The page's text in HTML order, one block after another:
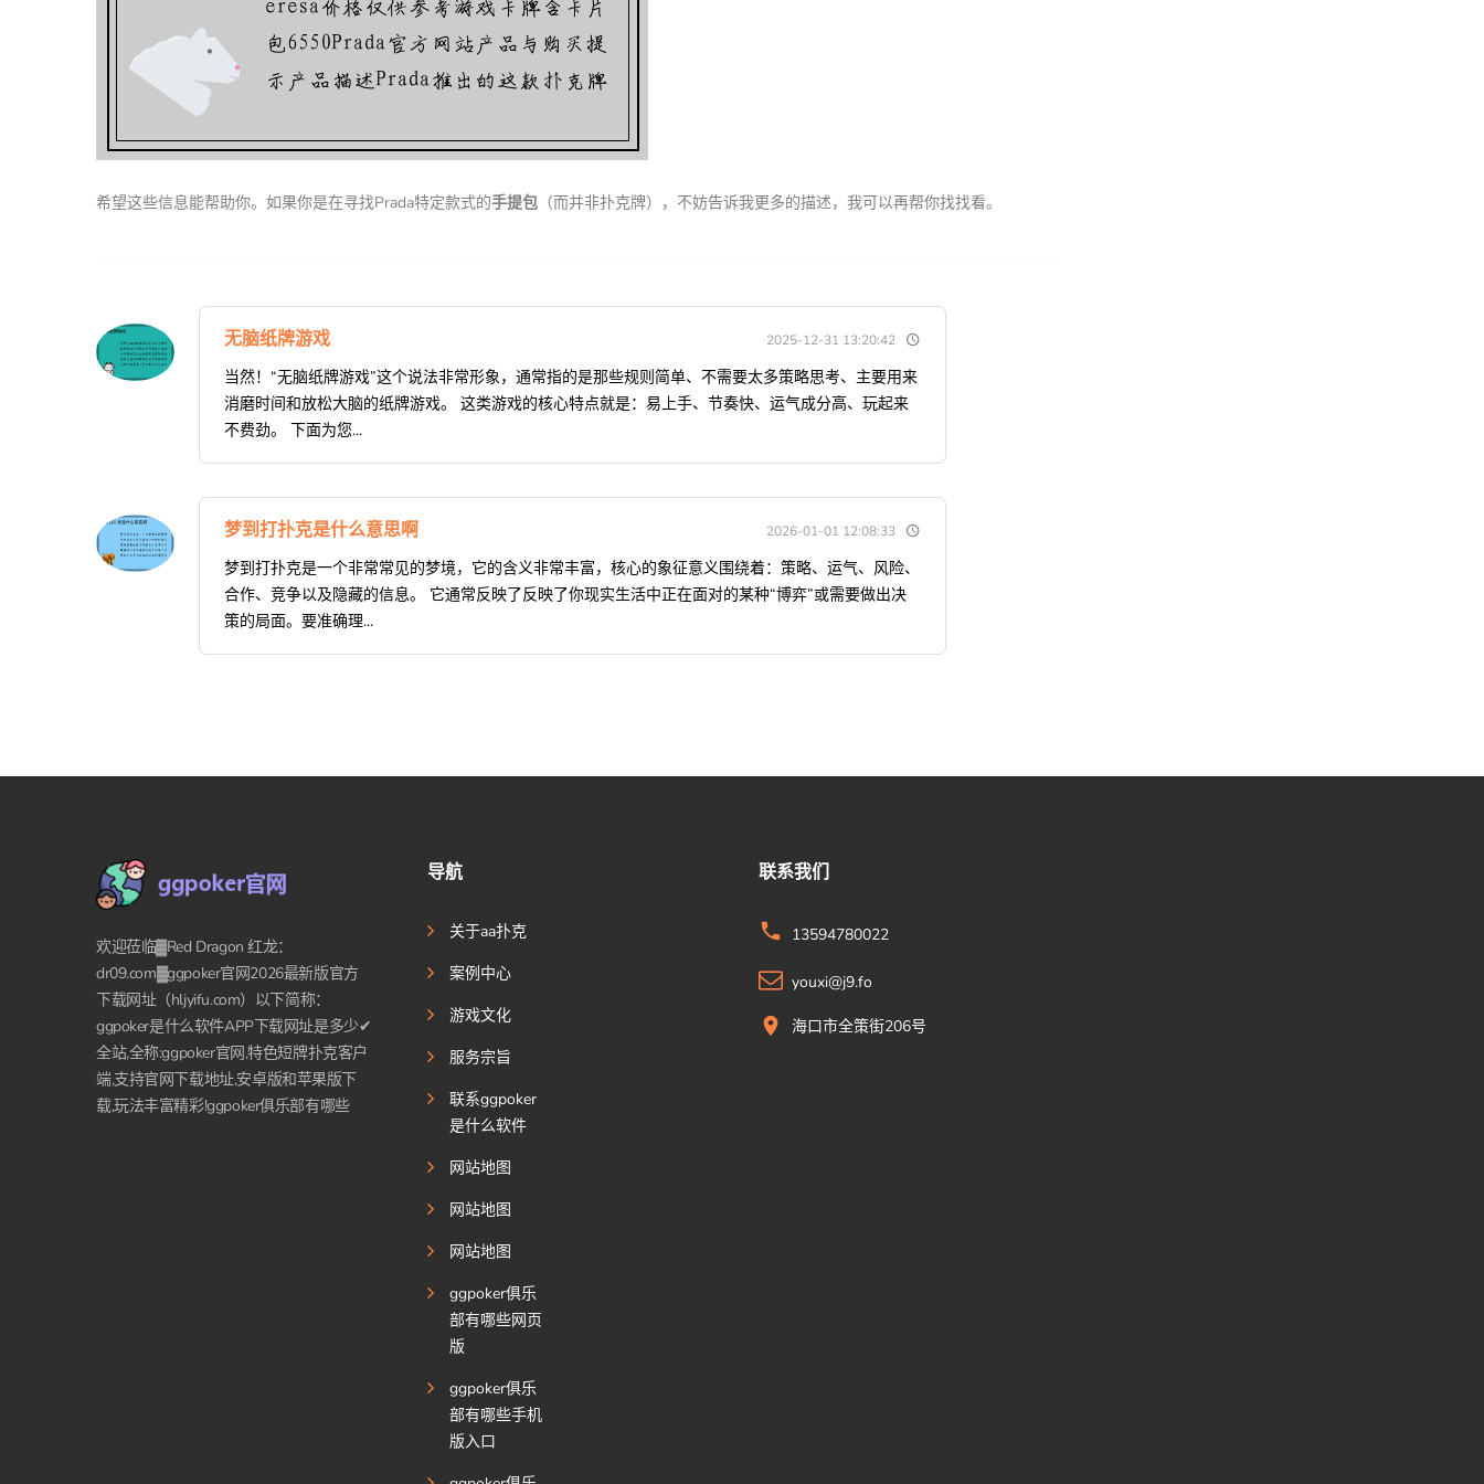
希望这些信息能帮助你。如果你是在寻找Prada特定款式的手提包 （而并非扑克牌），不妨告诉我更多的描述，我可以再帮你找找看。
无脑纸牌游戏 2025-12-31 13:20:42
当然！“无脑纸牌游戏”这个说法非常形象，通常指的是那些规则简单、不需要太多策略思考、主要用来
消磨时间和放松大脑的纸牌游戏。 这类游戏的核心特点就是：易上手、节奏快、运气成分高、玩起来
不费劲。 下面为您...
梦到打扑克是什么意思啊 2026-01-01 12:08:33
梦到打扑克是一个非常常见的梦境，它的含义非常丰富，核心的象征意义围绕着：策略、运气、风险、
合作、竞争以及隐藏的信息。 它通常反映了反映了你现实生活中正在面对的某种“博弈”或需要做出决
策的局面。要准确理...
欢迎莅临▓Red Dragon 红龙：
dr09.com▓ggpoker官网2026最新版官方
下载网址（hljyifu.com）以下简称：
ggpoker是什么软件APP下载网址是多少✔
全站,全称:ggpoker官网,特色短牌扑克客户
端,支持官网下载地址,安卓版和苹果版下
载,玩法丰富精彩!ggpoker俱乐部有哪些
导航
关于aa扑克
案例中心
游戏文化
服务宗旨
联系ggpoker
是什么软件
网站地图
网站地图
网站地图
ggpoker俱乐
部有哪些网页
版
ggpoker俱乐
部有哪些手机
版入口
联系我们
13594780022
youxi@j9.fo
海口市全策街206号